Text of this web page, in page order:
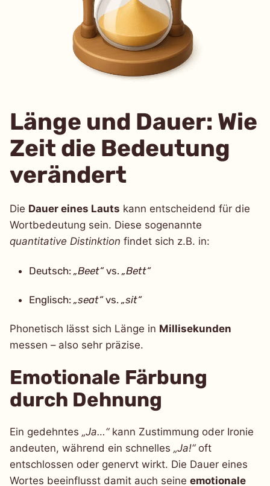
Länge und Dauer: Wie
Zeit die Bedeutung
verändert
Die Dauer eines Lauts kann entscheidend für die
Wortbedeutung sein. Diese sogenannte
quantitative Distinktion findet sich z.B. in:
Deutsch: „Beet“vs. „Bett“
Englisch: „seat“vs. „sit“
Phonetisch lässt sich Länge in Millisekunden
messen – also sehr präzise.
Emotionale Färbung
durch Dehnung
Ein gedehntes „Ja…“kann Zustimmung oder Ironie
andeuten, während ein schnelles „Ja!“oft
entschlossen oder genervt wirkt. Die Dauer eines
Wortes beeinflusst damit auch seine emotionale